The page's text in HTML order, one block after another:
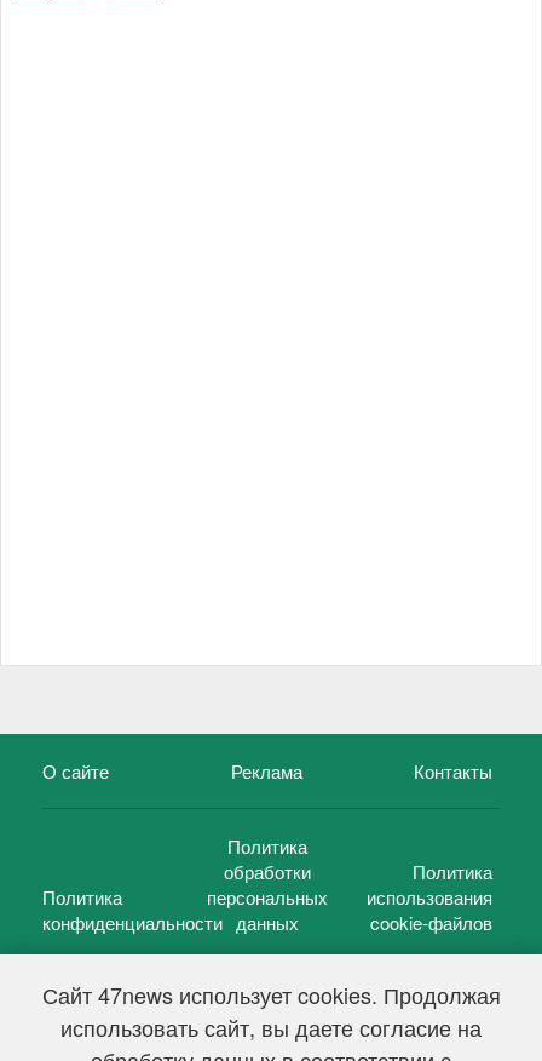
Сайт 47news использует cookies. Продолжая
использовать сайт, вы даете согласие на
О сайте Реклама Контакты
Политика
конфиденциальности
Политика
обработки
персональных
данных
Политика
использования
cookie-файлов
47 новостей (47 news)2005 — 2026 г.